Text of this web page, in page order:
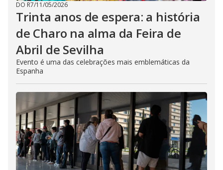
DO R7/11/05/2026
Trinta anos de espera: a história
de Charo na alma da Feira de
Abril de Sevilha
Evento é uma das celebrações mais emblemáticas da
Espanha